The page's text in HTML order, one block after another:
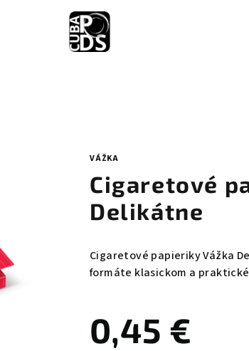
VÁŽKA
Cigaretové
Delikátne
Cigaretové papieriky Vážka
formáte klasickom a
0,45 €